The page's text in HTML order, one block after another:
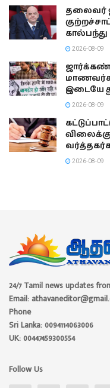
தலைவர்
2026-08-09
இடையே
2026-08-09
2026-08-09
24/7 Tamil news updates
Email:
Phone
Sri Lanka: 0094114063006
UK: 00447459300554
Follow Us